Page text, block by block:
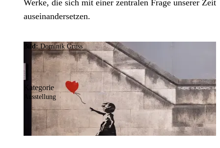
Werke, die sich mit einer zentralen Frage unserer Zeit
auseinandersetzen.
Bild:Dominik Gruss
Kategorie
Ausstellung